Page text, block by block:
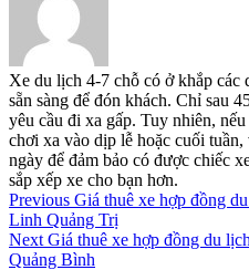
Xe du lịch 4-7 chỗ có ở khắp
sẵn sàng để đón khách. Chỉ sau
yêu cầu đi xa gấp. Tuy nhiên,
chơi xa vào dịp lễ hoặc cuối
ngày để đảm bảo có được chiếc
sắp xếp xe cho bạn hơn.
Previous Giá thuê xe hợp đồng
Linh Quảng Trị
Next Giá thuê xe hợp đồng du
Quảng Bình